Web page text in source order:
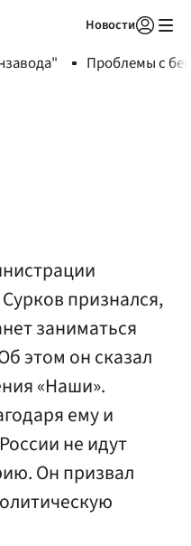
Новости
Проблемы с
признался,
заниматься
этом он сказал
«Наши».
ему и
не идут
Он призвал